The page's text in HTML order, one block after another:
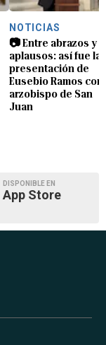
NOTICIAS
📷 Entre abrazos y
aplausos: así fue la
presentación de
Eusebio Ramos
arzobispo de San
Juan
DISPONIBLE EN
App Store